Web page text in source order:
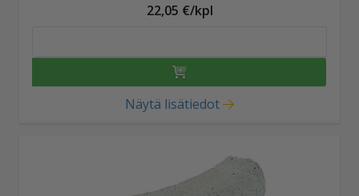
22,05 €/kpl
Näytä lisätiedot